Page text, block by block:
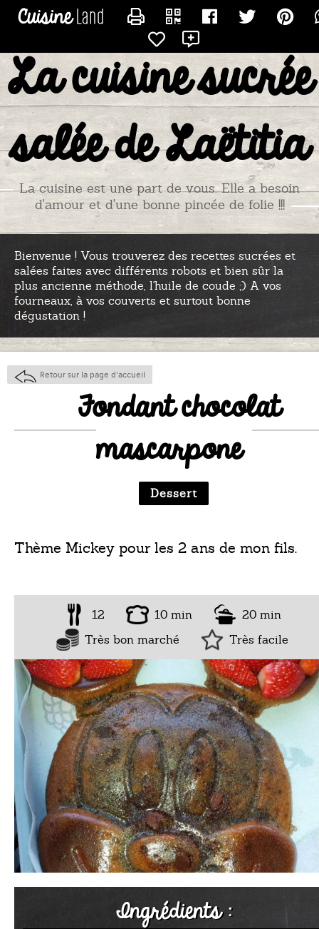
La cuisine sucrée
salée de Laëtitia
La cuisine est une part de vous. Elle a besoin
d'amour et d'une bonne pincée de folie !!!
Bienvenue ! Vous trouverez des recettes sucrées et
salées faites avec différents robots et bien sûr la
plus ancienne méthode, l'huile de coude ;) A vos
fourneaux, à vos couverts et surtout bonne
dégustation !
Retour sur la page d'accueil
Fondant chocolat
mascarpone
Dessert
Thème Mickey pour les 2 ans de mon fils.
12 10 min
20 min
Très bon marché
Très facile
Ingrédients :
CONTACTER TITIADU25